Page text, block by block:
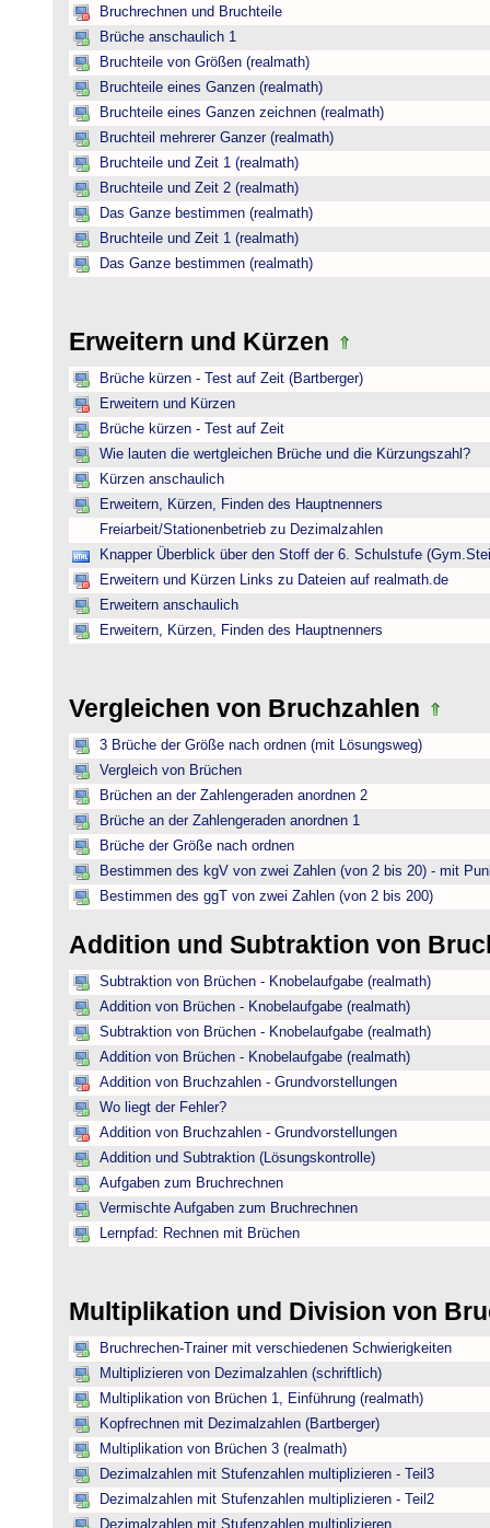
Bruchrechnen und Bruchteile
Brüche anschaulich 1
Bruchteile von Größen (realmath)
Bruchteile eines Ganzen (realmath)
Bruchteile eines Ganzen zeichnen (realmath)
Bruchteil mehrerer Ganzer (realmath)
Bruchteile und Zeit 1 (realmath)
Bruchteile und Zeit 2 (realmath)
Das Ganze bestimmen (realmath)
Bruchteile und Zeit 1 (realmath)
Das Ganze bestimmen (realmath)
Erweitern und Kürzen
Brüche kürzen - Test auf Zeit (Bartberger)
Erweitern und Kürzen
Brüche kürzen - Test auf Zeit
Wie lauten die wertgleichen Brüche und die Kürzungszahl?
Kürzen anschaulich
Erweitern, Kürzen, Finden des Hauptnenners
Freiarbeit/Stationenbetrieb zu Dezimalzahlen
Knapper Überblick über den Stoff der 6. Schulstufe
Erweitern und Kürzen Links zu Dateien auf realmath.de
Erweitern anschaulich
Erweitern, Kürzen, Finden des Hauptnenners
Vergleichen von Bruchzahlen
3 Brüche der Größe nach ordnen (mit Lösungsweg)
Vergleich von Brüchen
Brüchen an der Zahlengeraden anordnen 2
Brüche an der Zahlengeraden anordnen 1
Brüche der Größe nach ordnen
Bestimmen des kgV von zwei Zahlen (von 2 bis 20) - mit
Bestimmen des ggT von zwei Zahlen (von 2 bis 200)
Addition und Subtraktion von
Subtraktion von Brüchen - Knobelaufgabe (realmath)
Addition von Brüchen - Knobelaufgabe (realmath)
Subtraktion von Brüchen - Knobelaufgabe (realmath)
Addition von Brüchen - Knobelaufgabe (realmath)
Addition von Bruchzahlen - Grundvorstellungen
Wo liegt der Fehler?
Addition von Bruchzahlen - Grundvorstellungen
Addition und Subtraktion (Lösungskontrolle)
Aufgaben zum Bruchrechnen
Vermischte Aufgaben zum Bruchrechnen
Lernpfad: Rechnen mit Brüchen
Multiplikation und Division von
Bruchrechen-Trainer mit verschiedenen Schwierigkeiten
Multiplizieren von Dezimalzahlen (schriftlich)
Multiplikation von Brüchen 1, Einführung (realmath)
Kopfrechnen mit Dezimalzahlen (Bartberger)
Multiplikation von Brüchen 3 (realmath)
Dezimalzahlen mit Stufenzahlen multiplizieren - Teil3
Dezimalzahlen mit Stufenzahlen multiplizieren - Teil2
Dezimalzahlen mit Stufenzahlen multiplizieren